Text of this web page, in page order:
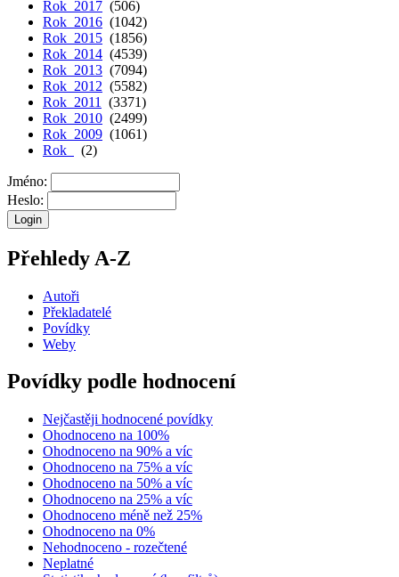
Rok 2017 (506)
Rok 2016 (1042)
Rok 2015 (1856)
Rok 2014 (4539)
Rok 2013 (7094)
Rok 2012 (5582)
Rok 2011
(3371)
Rok 2010 (2499)
Rok 2009 (1061)
Rok
(2)
Jméno:
Heslo:
Přehledy A-Z
Autoři
Překladatelé
Povídky
Weby
Povídky podle hodnocení
Nejčastěji hodnocené povídky
Ohodnoceno na 100%
Ohodnoceno na 90% a víc
Ohodnoceno na 75% a víc
Ohodnoceno na 50% a víc
Ohodnoceno na 25% a víc
Ohodnoceno méně než 25%
Ohodnoceno na 0%
Nehodnoceno - rozečtené
Neplatné